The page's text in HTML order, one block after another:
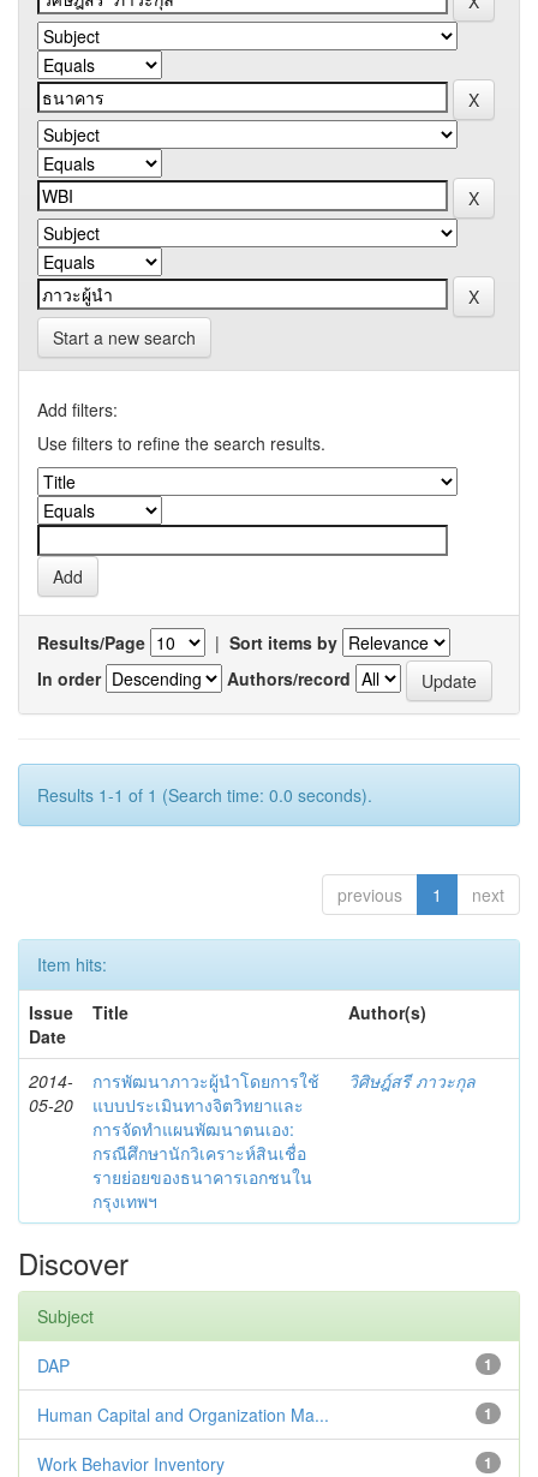
Start a new search
Add filters:
Use filters to refine the search results.
Results/Page | Sort items by
In order
Authors/record
Results 1-1 of 1 (Search time: 0.0 seconds).
previous 1 next
Item hits:
Issue
Date
Title Author(s)
2014-
05-20
การพัฒนาภาวะผู้นำโดยการใช้
แบบประเมินทางจิตวิทยาและ
การจัดทำแผนพัฒนาตนเอง:
กรณีศึกษานักวิเคราะห์สินเชื่อ
รายย่อยของธนาคารเอกชนใน
กรุงเทพฯ
วิศิษฎ์สรี ภาวะกุล
Discover
Subject
1
DAP
1
Human Capital and Organization Ma...
1
Work Behavior Inventory